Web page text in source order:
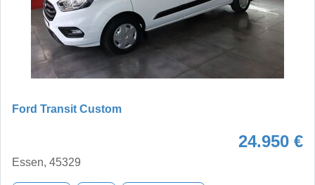
Ford Transit Custom
24.950 €
Essen, 45329